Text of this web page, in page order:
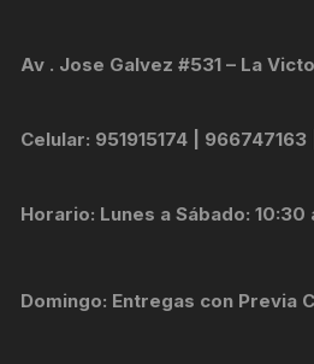
Av . Jose Galvez #531 – La
Celular: 951915174 |
Horario: Lunes a Sábado: 10:30
Domingo: Entregas con Previa